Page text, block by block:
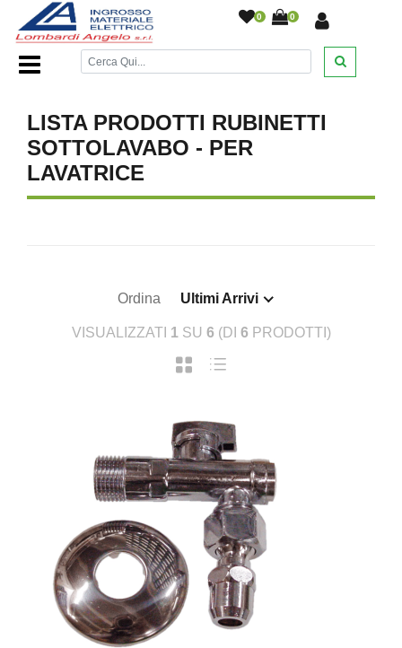
0 0
Home Page/DESANTIS////
LISTA PRODOTTI RUBINETTI
SOTTOLAVABO - PER
LAVATRICE
Ordina Ultimi Arrivi
VISUALIZZATI 1 SU 6 (DI 6 PRODOTTI)